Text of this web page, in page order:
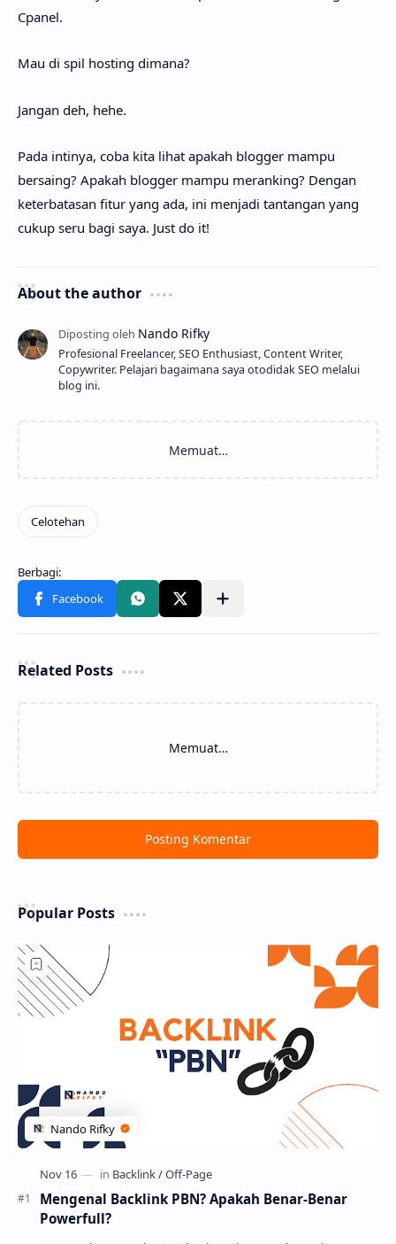
Cpanel.
Mau di spil hosting dimana?
Jangan deh, hehe.
Pada intinya, coba kita lihat apakah blogger mampu
bersaing? Apakah blogger mampu meranking? Dengan
keterbatasan fitur yang ada, ini menjadi tantangan yang
cukup seru bagi saya. Just do it!
About the author
Profesional Freelancer, SEO Enthusiast, Content Writer,
Copywriter. Pelajari bagaimana saya otodidak SEO melalui
blog ini.
Related Posts
Memuat…
Posting Komentar
Popular Posts
Mengenal Backlink PBN? Apakah Benar-Benar
Powerfull?